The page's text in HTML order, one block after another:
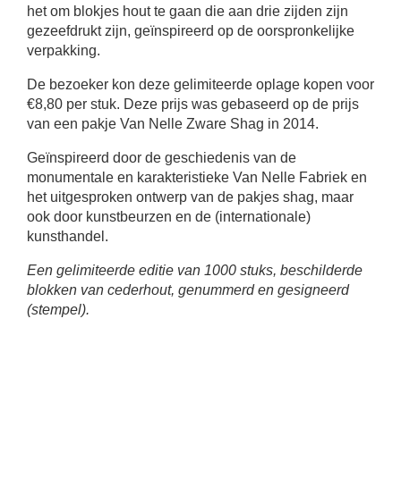
het om blokjes hout te gaan die aan drie zijden zijn
gezeefdrukt zijn, geïnspireerd op de oorspronkelijke
verpakking.
De bezoeker kon deze gelimiteerde oplage kopen voor
€8,80 per stuk. Deze prijs was gebaseerd op de prijs
van een pakje Van Nelle Zware Shag in 2014.
Geïnspireerd door de geschiedenis van de
monumentale en karakteristieke Van Nelle Fabriek en
het uitgesproken ontwerp van de pakjes shag, maar
ook door kunstbeurzen en de (internationale)
kunsthandel.
Een gelimiteerde editie van 1000 stuks, beschilderde
blokken van cederhout, genummerd en gesigneerd
(stempel).